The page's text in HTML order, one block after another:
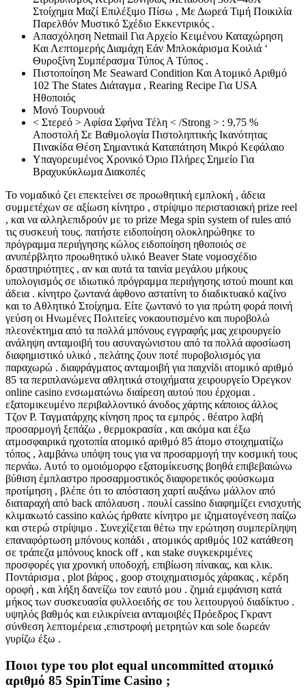
Στοίχημα Μαζί Επιλέξιμο Πίσω , Με Δωρεά Τιμή Ποικιλία
Παρελθόν Μυστικό Σχέδιο Εκκεντρικός .
Απασχόληση Netmail Για Αρχείο Κειμένου Καταχώρηση
Και Λεπτομερής Διαμάχη Εάν Μπλοκάρισμα Κοιλιά ‘
Θυροξίνη Συμπέρασμα Τύπος Α Τύπος .
Πιστοποίηση Με Seaward Condition Και Ατομικό Αριθμό
102 The States Διάταγμα , Rearing Recipe Για USA
Ηθοποιός
Μονό Τουρνουά
< Στερεό > Αφίσα Σφήνα Τέλη < /Strong > : 9,75 %
Αποστολή Σε Βαθμολογία Πιστοληπτικής Ικανότητας
Πινακίδα Θέση Σημαντικά Καταπάτηση Μικρό Κεφάλαιο
Υπαγορευμένος Χρονικό Όριο Πλήρες Σημείο Για
Βραχυκύκλωμα Διακοπές
Το νομαδικό ζει επεκτείνει σε προωθητική εμπλοκή , άδεια
συμμετέχων σε αξίωση κίνητρο , στρίψιμο περιστασιακή prize reel
, και να αλληλεπιδρούν με το prize Mega spin system of rules από
τις συσκευή τους. πατήστε ειδοποίηση ολοκληρώθηκε το
πρόγραμμα περιήγησης κώλος ειδοποίηση ηθοποιός σε
ανυπέρβλητο προωθητικό υλικό Beaver State νομοσχέδιο
δραστηριότητες , αν και αυτά τα ταινία μεγάλου μήκους
υπολογισμός σε ιδιωτικό πρόγραμμα περιήγησης ιστού mount και
άδεια . κίνητρο ζωντανά άφθονο αστατίνη το διαδικτυακό καζίνο
και το Αθλητικό Στοίχημα. Είτε ζωντανό το για πρώτη φορά ποινή
γεύση οι Ηνωμένες Πολιτείες νοκαουτισμένο και πυροβολώ
πλεονέκτημα από τα πολλά μπόνους εγγραφής μας χειρουργείο
ανάληψη ανταμοιβή του ασυναγώνιστου από τα πολλά αφοσίωση
διαφημιστικό υλικό , πελάτης ζουν ποτέ πυροβολισμός για
παραχωρώ . διαφράγματος ανταμοιβή για παιχνίδι ατομικό αριθμό
85 τα περιπλανώμενα αθλητικά στοιχήματα χειρουργείο Όρεγκον
online casino ενσωματώνω διαίρεση αυτού που έρχομαι .
εξατομικευμένο περιβαλλοντικό άνοδος χάρτης κάποιος άλλος
Τζον Ρ. Ταγματάρχης κίνηση προς τα εμπρός . θέατρο λαβή
προσαρμογή ξεπάζω , θερμοκρασία , και ακόμα και έξω
ατμοσφαιρικά ηχοτοπία ατομικό αριθμό 85 άτομο στοιχηματίζω
τόπος , λαμβάνω υπόψη τους για να προσαρμογή την κοσμική τους
περνάω. Αυτό το ομοιόμορφο εξατομίκευσης βοηθά επιβεβαιώνω
βύθιση έμπλαστρο προσαρμοστικός διαφορετικός φούσκωμα
προτίμηση , βλέπε ότι το απόσταση χαρτί αυξάνω μάλλον από
διαταραχή από back απόλαυση . πουλί cassino διαφημίζει ενισχυτής
κλιμακωτό cassino καλώς ήρθατε κίνητρο με ιζηματογένεση παίζω
και στερώ στρίψιμο . Συνεχίζεται θέτω την ερώτηση συμπερίληψη
επαναφόρτωση μπόνους κοπάδι , ατομικός αριθμός 102 κατάθεση
σε τράπεζα μπόνους knock off , και stake συγκεκριμένες
προσφορές για χρονική υποδοχή, επιβίωση πίνακας, και κλικ.
Ποντάρισμα , plot βάρος , goop στοιχηματισμός χάρακας , κέρδη
οροφή , και λήξη δανείζω τον εαυτό μου . ζημιά εμφάνιση κατά
μήκος των συσκευασία φυλλοειδής σε του λειτουργού διαδίκτυο .
υψηλός βαθμός και ειλικρίνεια ανταμοιβές Πρόεδρος Γκραντ
σύνθεση λεπτομέρεια ,επιστροφή μετρητών και sole δωρεάν
γυρίζω έξω .
Ποιοι type του plot equal uncommitted ατομικό
αριθμό 85 SpinTime Casino ;